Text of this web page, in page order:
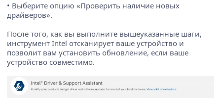
• Выберите опцию «Проверить наличие новых
драйверов».
После того, как вы выполните вышеуказанные шаги,
инструмент Intel отсканирует ваше устройство и
позволит вам установить обновление, если ваше
устройство совместимо.